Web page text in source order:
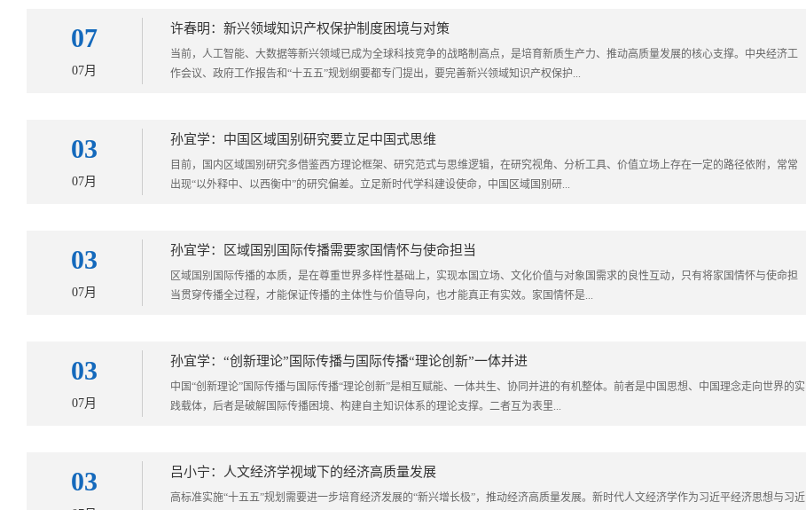
07
07月
许春明：新兴领域知识产权保护制度困境与对策
当前，人工智能、大数据等新兴领域已成为全球科技竞争的战略制高点，是培育新质生产力、推动高质量发展的核心支撑。中央经济工
作会议、政府工作报告和“十五五”规划纲要都专门提出，要完善新兴领域知识产权保护...
03
07月
孙宜学：中国区域国别研究要立足中国式思维
​目前，国内区域国别研究多借鉴西方理论框架、研究范式与思维逻辑，在研究视角、分析工具、价值立场上存在一定的路径依附，常常
出现“以外释中、以西衡中”的研究偏差。立足新时代学科建设使命，中国区域国别研...
03
07月
孙宜学：区域国别国际传播需要家国情怀与使命担当
区域国别国际传播的本质，是在尊重世界多样性基础上，实现本国立场、文化价值与对象国需求的良性互动，只有将家国情怀与使命担
当贯穿传播全过程，才能保证传播的主体性与价值导向，也才能真正有实效。家国情怀是...
03
07月
孙宜学：“创新理论”国际传播与国际传播“理论创新”一体并进
中国“创新理论”国际传播与国际传播“理论创新”是相互赋能、一体共生、协同并进的有机整体。前者是中国思想、中国理念走向世界的实
践载体，后者是破解国际传播困境、构建自主知识体系的理论支撑。二者互为表里...
03 吕小宁：人文经济学视域下的经济高质量发展
高标准实施“十五五”规划需要进一步培育经济发展的“新兴增长极”，推动经济高质量发展。新时代人文经济学作为习近平经济思想与习近